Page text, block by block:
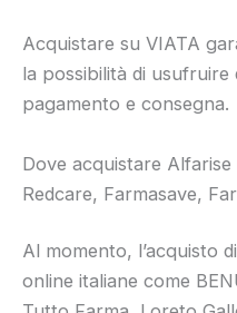
Acquistare su VIATA
la possibilità di usufruire
pagamento e consegna.
Dove acquistare
Redcare, Farmasave,
Al momento, l’acquisto
online italiane come